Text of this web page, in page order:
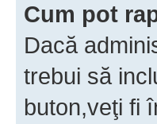
Cum pot
Dacă
trebui să
buton,veţi fi